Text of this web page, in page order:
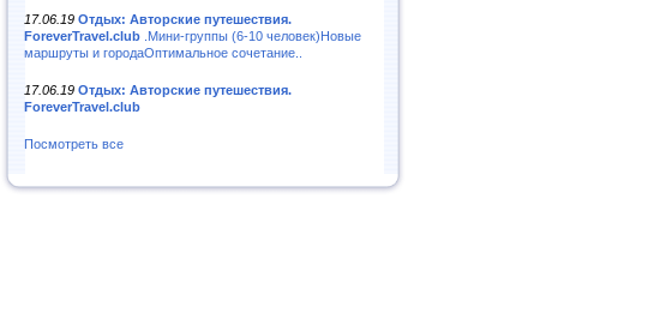
17.06.19 Отдых: Авторские путешествия.
ForeverTravel.club .Мини-группы (6-10 человек)Новые
маршруты и городаОптимальное сочетание..
17.06.19 Отдых: Авторские путешествия.
ForeverTravel.club
Посмотреть все